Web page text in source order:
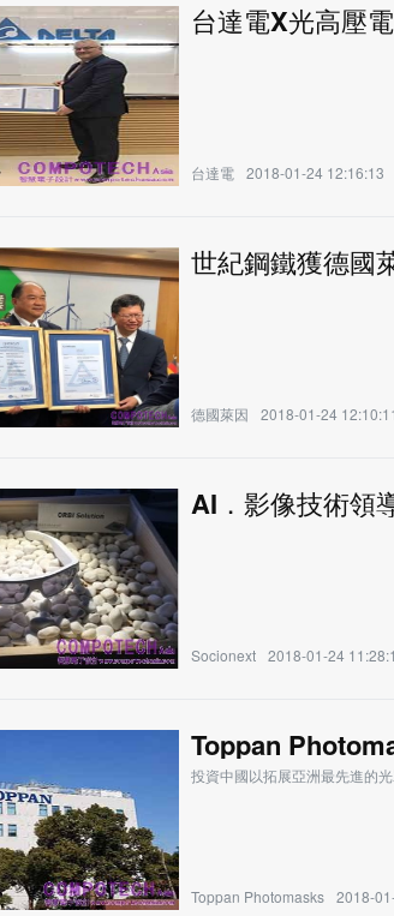
台達電X光高壓
台達電 2018-01-24 12:16:13
世紀鋼鐵獲德國
德國萊因 2018-01-24 12:10:11
AI．影像技術領
Socionext 2018-01-24
Toppan
投資中國以拓展亞洲最先進的
Toppan Photomasks 2018-